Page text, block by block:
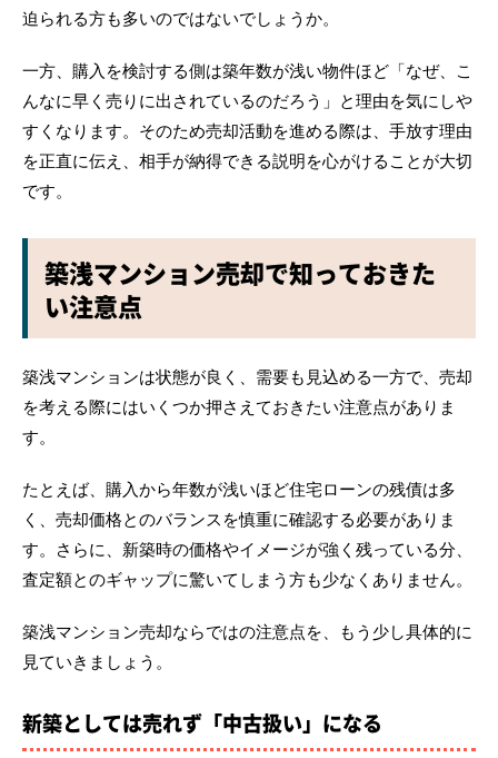
迫られる方も多いのではないでしょうか。
一方、購入を検討する側は築年数が浅い物件ほど「なぜ、こ
んなに早く売りに出されているのだろう」と理由を気にしや
すくなります。そのため売却活動を進める際は、手放す理由
を正直に伝え、相手が納得できる説明を心がけることが大切
です。
築浅マンション売却で知っておきた
い注意点
築浅マンションは状態が良く、需要も見込める一方で、売却
を考える際にはいくつか押さえておきたい注意点がありま
す。
たとえば、購入から年数が浅いほど住宅ローンの残債は多
く、売却価格とのバランスを慎重に確認する必要がありま
す。さらに、新築時の価格やイメージが強く残っている分、
査定額とのギャップに驚いてしまう方も少なくありません。
築浅マンション売却ならではの注意点を、もう少し具体的に
見ていきましょう。
新築としては売れず「中古扱い」になる